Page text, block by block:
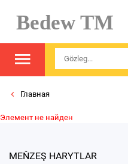
Bedew TM
Главная
Элемент не найден
MEŇZEŞ HARYTLAR